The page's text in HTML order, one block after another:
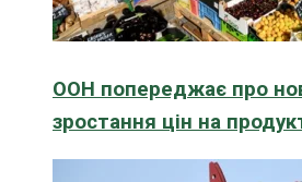
ООН попереджає про
зростання цін на